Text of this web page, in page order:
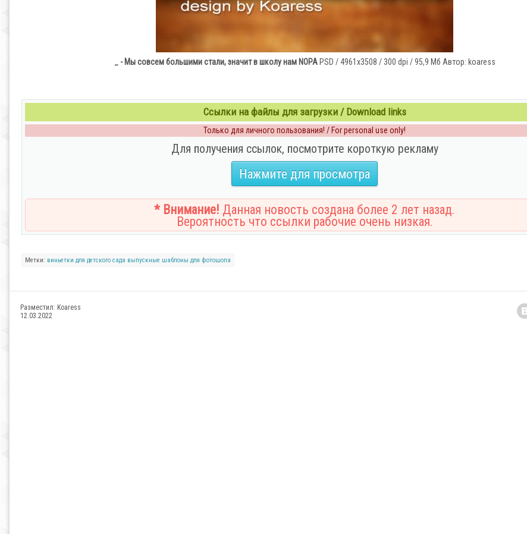
_ - Мы совсем большими стали, значит в школу нам NOPAPSD / 4961x3508 / 300 dpi / 95,9 Мб Автор: koaress
Ссылки на файлы для загрузки / Download links
Только для личного пользования! / For personal use only!
Для получения ссылок, посмотрите короткую рекламу
Нажмите для просмотра
* Внимание! Данная новость создана более 2 лет назад.
Вероятность что ссылки рабочие очень низкая.
Метки: виньетки для детского сада выпускные шаблоны для фотошопа
Разместил: Koaress
12.03.2022